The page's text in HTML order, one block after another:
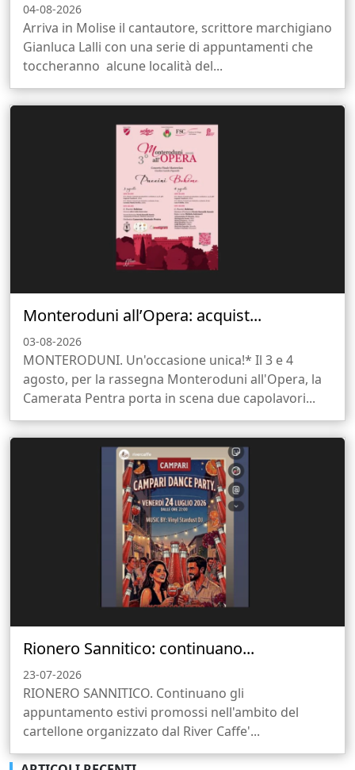
04-08-2026
Arriva in Molise il cantautore, scrittore marchigiano
Gianluca Lalli con una serie di appuntamenti che
toccheranno alcune località del...
Monteroduni all’Opera: acquist...
03-08-2026
MONTERODUNI. Un'occasione unica!* Il 3 e 4
agosto, per la rassegna Monteroduni all'Opera, la
Camerata Pentra porta in scena due capolavori...
Rionero Sannitico: continuano...
23-07-2026
RIONERO SANNITICO. Continuano gli
appuntamento estivi promossi nell'ambito del
cartellone organizzato dal River Caffe'...